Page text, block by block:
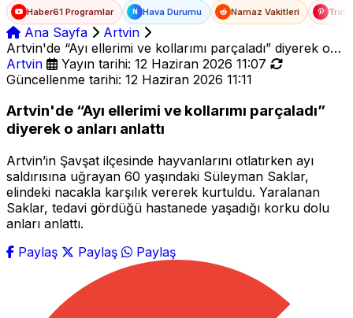
Haber61 Programlar N Hava Durumu Namaz Vakitleri
Ana Sayfa
Artvin
Artvin'de “Ayı ellerimi ve kollarımı parçaladı” diyerek o
anları anlattı
Artvin
Yayın tarihi: 12 Haziran 2026 11:07
Güncellenme tarihi: 12 Haziran 2026 11:11
Artvin'de “Ayı ellerimi ve kollarımı parçaladı”
diyerek o anları anlattı
Artvin’in Şavşat ilçesinde hayvanlarını otlatırken ayı
saldırısına uğrayan 60 yaşındaki Süleyman Saklar,
elindeki nacakla karşılık vererek kurtuldu. Yaralanan
Saklar, tedavi gördüğü hastanede yaşadığı korku dolu
anları anlattı.
Paylaş
Paylaş Paylaş